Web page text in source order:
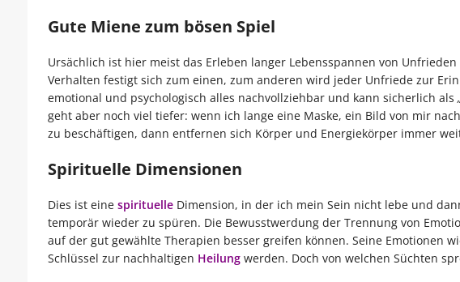
Gute Miene zum bösen Spiel
Ursächlich ist hier meist das Erleben langer Lebensspannen von Unfrieden
Verhalten festigt sich zum einen, zum anderen wird jeder Unfriede zur
emotional und psychologisch alles nachvollziehbar und kann sicherlich als
geht aber noch viel tiefer: wenn ich lange eine Maske, ein Bild von mir
zu beschäftigen, dann entfernen sich Körper und Energiekörper immer
Spirituelle Dimensionen
Dies ist eine spirituelleDimension, in der ich mein Sein nicht lebe und
temporär wieder zu spüren. Die Bewusstwerdung der Trennung von
auf der gut gewählte Therapien besser greifen können. Seine Emotionen
Schlüssel zur nachhaltigen Heilungwerden. Doch von welchen Süchten